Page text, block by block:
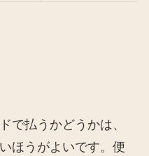
で払うかどうかは、
ほうがよいです。便